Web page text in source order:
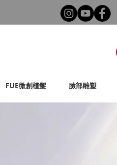
FUE微創植髮 臉部雕塑